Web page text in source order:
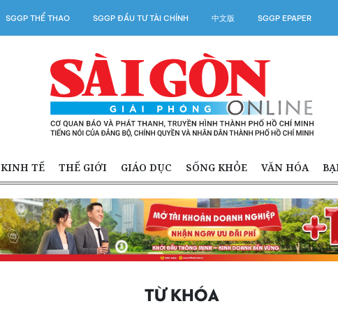
SGGP THỂ THAO SGGP ĐẦU TƯ TÀI CHÍNH 中文版 SGGP EPAPER
KINH TẾ THẾ GIỚI GIÁO DỤC SỐNG KHỎE VĂN HÓA
TỪ KHÓA